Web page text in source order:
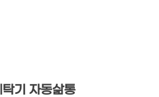
탁기 자동삶통